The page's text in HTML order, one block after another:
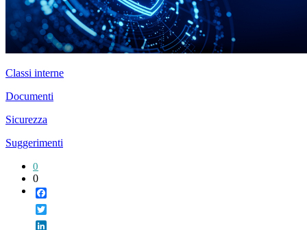
Classi interne
Documenti
Sicurezza
Suggerimenti
0
0